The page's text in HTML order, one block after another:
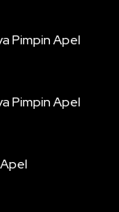
Pimpin Apel
Pimpin Apel